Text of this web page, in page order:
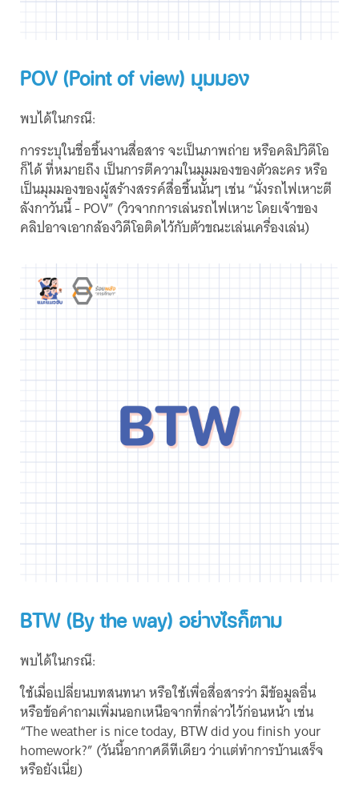
POV (Point of view) มุมมอง
พบได้ในกรณี:
การระบุในชื่อชิ้นงานสื่อสาร จะเป็นภาพถ่าย หรือคลิปวิดีโอ
ก็ได้ ที่หมายถึง เป็นการตีความในมุมมองของตัวละคร หรือ
เป็นมุมมองของผู้สร้างสรรค์สื่อชิ้นนั้นๆ เช่น “นั่งรถไฟเหาะตี
ลังกาวันนี้ - POV” (วิวจากการเล่นรถไฟเหาะ โดยเจ้าของ
คลิปอาจเอากล้องวิดีโอติดไว้กับตัวขณะเล่นเครื่องเล่น)
BTW (By the way) อย่างไรก็ตาม
พบได้ในกรณี:
ใช้เมื่อเปลี่ยนบทสนทนา หรือใช้เพื่อสื่อสารว่า มีข้อมูลอื่น
หรือข้อคำถามเพิ่มนอกเหนือจากที่กล่าวไว้ก่อนหน้า เช่น
“The weather is nice today, BTW did you finish your
homework?” (วันนี้อากาศดีทีเดียว ว่าแต่ทำการบ้านเสร็จ
หรือยังเนี่ย)